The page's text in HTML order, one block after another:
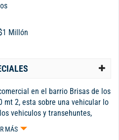
Millón
en el barrio Brisas de los
mt 2, esta sobre una vehicular lo
vehiculos y transehuntes,
que el supermercado
de negocios cerca, como
MÁS